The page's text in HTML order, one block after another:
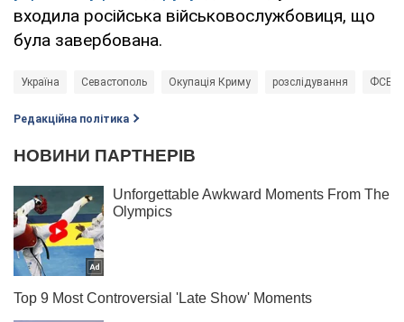
входила російська військовослужбовиця, що
була завербована.
Україна Севастополь Окупація Криму розслідування ФСБ
Редакційна політика